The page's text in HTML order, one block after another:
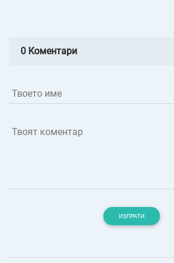
0 Коментари
Твоето име
Твоят коментар
ИЗПРАТИ